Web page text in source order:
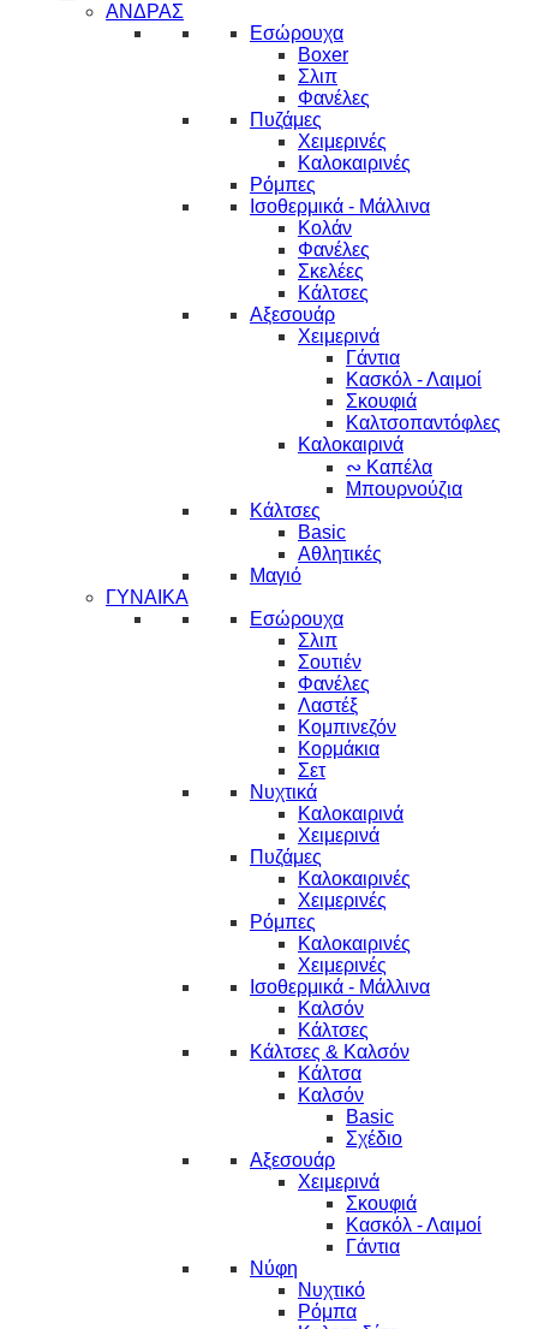
ΑΝΔΡΑΣ
Εσώρουχα
Boxer
Σλιπ
Φανέλες
Πυζάμες
Χειμερινές
Καλοκαιρινές
Ρόμπες
Ισοθερμικά - Μάλλινα
Κολάν
Φανέλες
Σκελέες
Κάλτσες
Αξεσουάρ
Χειμερινά
Γάντια
Κασκόλ - Λαιμοί
Σκουφιά
Καλτσοπαντόφλες
Καλοκαιρινά
∾ Καπέλα
Μπουρνούζια
Κάλτσες
Basic
Αθλητικές
Μαγιό
ΓΥΝΑΙΚΑ
Εσώρουχα
Σλιπ
Σουτιέν
Φανέλες
Λαστέξ
Κομπινεζόν
Κορμάκια
Σετ
Νυχτικά
Καλοκαιρινά
Χειμερινά
Πυζάμες
Καλοκαιρινές
Χειμερινές
Ρόμπες
Καλοκαιρινές
Χειμερινές
Ισοθερμικά - Μάλλινα
Καλσόν
Κάλτσες
Κάλτσες & Καλσόν
Κάλτσα
Καλσόν
Basic
Σχέδιο
Αξεσουάρ
Χειμερινά
Σκουφιά
Κασκόλ - Λαιμοί
Γάντια
Νύφη
Νυχτικό
Ρόμπα